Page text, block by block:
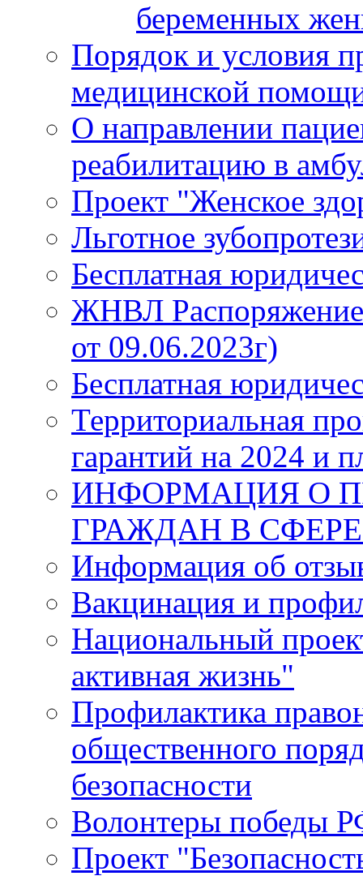
беременных
Порядок и условия
медицинской
О направлении
реабилитацию в
Проект "Женское
Льготное
Бесплатная
ЖНВЛ Распоряжение
от 09.06.2023г)
Бесплатная
Территориальная
гарантий на 2024 и
ИНФОРМАЦИЯ О
ГРАЖДАН В
Информация об
Вакцинация и
Национальный
активная жизнь"
Профилактика
общественного
безопасности
Волонтеры победы
Проект